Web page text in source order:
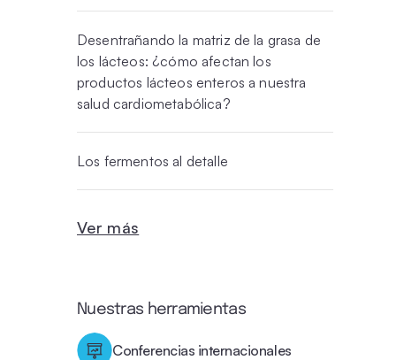
Desentrañando la matriz de la grasa de
los lácteos: ¿cómo afectan los
productos lácteos enteros a nuestra
salud cardiometabólica?
Los fermentos al detalle
Ver más
Nuestras herramientas
Conferencias internacionales